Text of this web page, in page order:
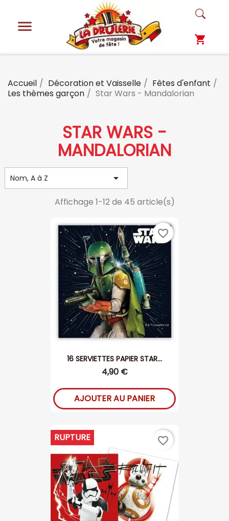

shopping_cart
Accueil Décoration et Vaisselle
Fêtes d'enfant
Les thèmes garçon
Star Wars - Mandalorian
STAR WARS -
MANDALORIAN
Nom, A à Z 
Affichage 1-12 de 45 article(s)
16 SERVIETTES PAPIER STAR...
4,90 €
AJOUTER AU PANIER
favorite_border
RUPTURE favorite_border